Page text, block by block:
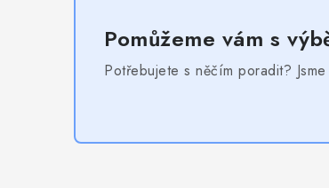
Pomůžeme vám s
Potřebujete s něčím poradit?